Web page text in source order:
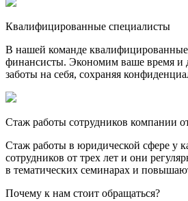
Квалифицированные специалисты
В нашей команде
финансисты. Экономим ваше время и
заботы на себя, сохраняя
Стаж работы сотрудников компании
Стаж работы в юридической сфере у
сотрудников от трех лет и они
в тематических семинарах и
Почему к нам стоит обращаться?